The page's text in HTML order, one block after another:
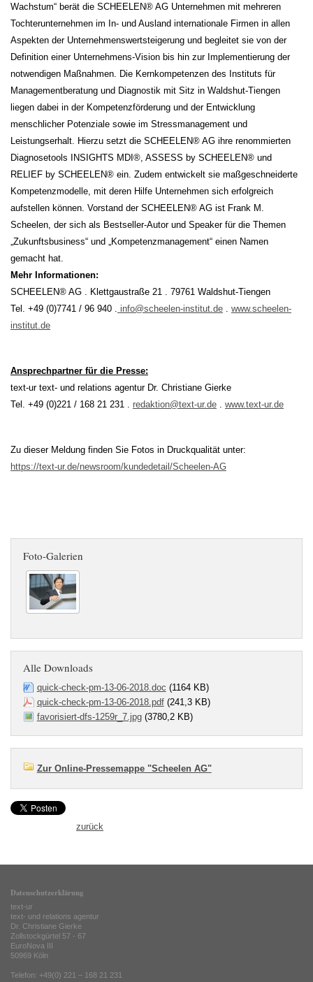
Wachstum“ berät die SCHEELEN® AG Unternehmen mit mehreren
Tochterunternehmen im In- und Ausland internationale Firmen in allen
Aspekten der Unternehmenswertsteigerung und begleitet sie von der
Definition einer Unternehmens-Vision bis hin zur Implementierung der
notwendigen Maßnahmen. Die Kernkompetenzen des Instituts für
Managementberatung und Diagnostik mit Sitz in Waldshut-Tiengen
liegen dabei in der Kompetenzförderung und der Entwicklung
menschlicher Potenziale sowie im Stressmanagement und
Leistungserhalt. Hierzu setzt die SCHEELEN® AG ihre renommierten
Diagnosetools INSIGHTS MDI®, ASSESS by SCHEELEN® und
RELIEF by SCHEELEN® ein. Zudem entwickelt sie maßgeschneiderte
Kompetenzmodelle, mit deren Hilfe Unternehmen sich erfolgreich
aufstellen können. Vorstand der SCHEELEN® AG ist Frank M.
Scheelen, der sich als Bestseller-Autor und Speaker für die Themen
„Zukunftsbusiness“ und „Kompetenzmanagement“ einen Namen
gemacht hat.
Mehr Informationen:
SCHEELEN® AG . Klettgaustraße 21 . 79761 Waldshut-Tiengen
Tel. +49 (0)7741 / 96 940 . info@scheelen-institut.de . www.scheelen-
institut.de
Ansprechpartner für die Presse:
text-ur text- und relations agentur Dr. Christiane Gierke
Tel. +49 (0)221 / 168 21 231 . redaktion@text-ur.de . www.text-ur.de
Zu dieser Meldung finden Sie Fotos in Druckqualität unter:
https://text-ur.de/newsroom/kundedetail/Scheelen-AG
Foto-Galerien
Alle Downloads
quick-check-pm-13-06-2018.doc (1164 KB)
quick-check-pm-13-06-2018.pdf(241,3 KB)
favorisiert-dfs-1259r_7.jpg(3780,2 KB)
Zur Online-Pressemappe "Scheelen AG"
zurück
Datenschutzerklärung
text-ur
text- und relations agentur
Dr. Christiane Gierke
Zollstockgürtel 57 - 67
EuroNova III
50969 Köln
Telefon: +49(0) 221 – 168 21 231